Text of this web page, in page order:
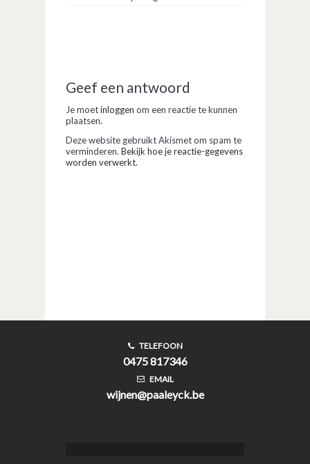
Geef een antwoord
Je moetinloggen om een reactie te kunnen
plaatsen.
Deze website gebruikt Akismet om spam te
verminderen. Bekijk hoe je reactie-gegevens
worden verwerkt.
TELEFOON
0475 817346
EMAIL
wijnen@paaleyck.be